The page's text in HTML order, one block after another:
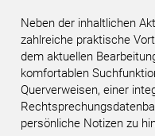
Neben der inhaltlichen
zahlreiche praktische
dem aktuellen
komfortablen
Querverweisen, einer
persönliche Notizen zu